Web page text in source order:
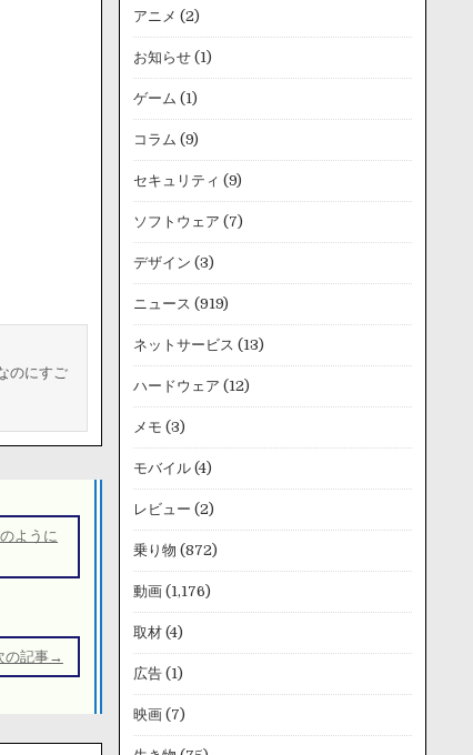
のにすご
ように
の記事→
アニメ (2)
お知らせ(1)
ゲーム (1)
コラム (9)
セキュリティ (9)
ソフトウェア (7)
デザイン (3)
ニュース (919)
ネットサービス (13)
ハードウェア (12)
メモ (3)
モバイル(4)
レビュー (2)
乗り物 (872)
動画(1,176)
取材(4)
広告(1)
映画(7)